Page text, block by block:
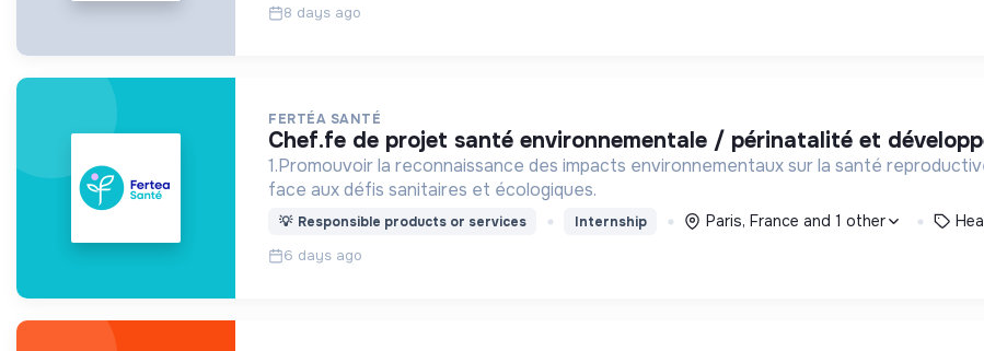
8 days ago
FERTÉA SANTÉ
chef.fe de projet santé environnementale / périnatalité et
1.Promouvoir la reconnaissance des impacts environnementaux sur la santé
face aux défis sanitaires et écologiques.
💡 Responsible products or services Internship Paris, France and 1 other
6 days ago